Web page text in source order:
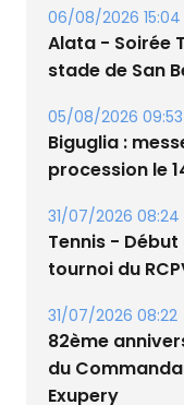
06/08/2026 15:04
Alata - Soirée
stade de San
05/08/2026 09:53
Biguglia :
procession le
31/07/2026 08:24
Tennis -
tournoi du
31/07/2026 08:22
82ème
du
Exupery